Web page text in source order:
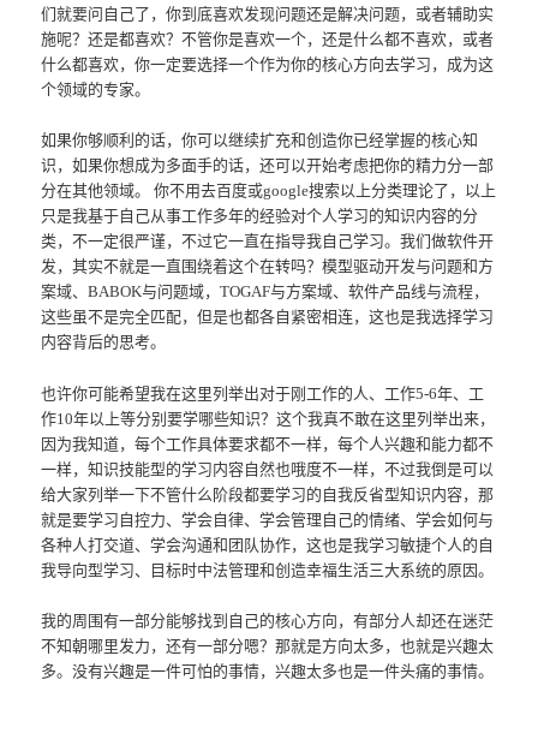
们就要问自己了，你到底喜欢发现问题还是解决问题，或者辅助实
施呢？还是都喜欢？不管你是喜欢一个，还是什么都不喜欢，或者
什么都喜欢，你一定要选择一个作为你的核心方向去学习，成为这
个领域的专家。
如果你够顺利的话，你可以继续扩充和创造你已经掌握的核心知
识，如果你想成为多面手的话，还可以开始考虑把你的精力分一部
分在其他领域。 你不用去百度或google搜索以上分类理论了，以上
只是我基于自己从事工作多年的经验对个人学习的知识内容的分
类，不一定很严谨，不过它一直在指导我自己学习。我们做软件开
发，其实不就是一直围绕着这个在转吗？模型驱动开发与问题和方
案域、BABOK与问题域，TOGAF与方案域、软件产品线与流程，
这些虽不是完全匹配，但是也都各自紧密相连，这也是我选择学习
内容背后的思考。
也许你可能希望我在这里列举出对于刚工作的人、工作5-6年、工
作10年以上等分别要学哪些知识？这个我真不敢在这里列举出来，
因为我知道，每个工作具体要求都不一样，每个人兴趣和能力都不
一样，知识技能型的学习内容自然也哦度不一样，不过我倒是可以
给大家列举一下不管什么阶段都要学习的自我反省型知识内容，那
就是要学习自控力、学会自律、学会管理自己的情绪、学会如何与
各种人打交道、学会沟通和团队协作，这也是我学习敏捷个人的自
我导向型学习、目标时中法管理和创造幸福生活三大系统的原因。
我的周围有一部分能够找到自己的核心方向，有部分人却还在迷茫
不知朝哪里发力，还有一部分嗯？那就是方向太多，也就是兴趣太
多。没有兴趣是一件可怕的事情，兴趣太多也是一件头痛的事情。